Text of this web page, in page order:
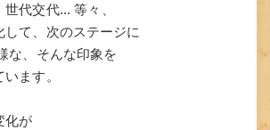
代交代... 等々、
して、次のステージに
な、そんな印象を
ます。
化が